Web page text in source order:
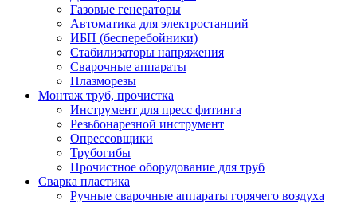
Газовые генераторы
Автоматика для электростанций
ИБП (бесперебойники)
Стабилизаторы напряжения
Сварочные аппараты
Плазморезы
Монтаж труб, прочистка
Инструмент для пресс фитинга
Резьбонарезной инструмент
Опрессовщики
Трубогибы
Прочистное оборудование для труб
Сварка пластика
Ручные сварочные аппараты горячего воздуха